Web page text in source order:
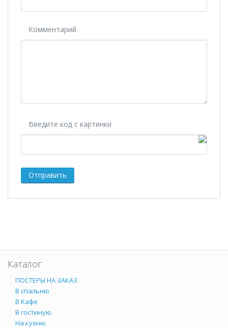
Комментарий
Введите код с картинки
Каталог
ПОСТЕРЫ НА ЗАКАЗ
В спальню
В Кафе
В гостиную
На кухню